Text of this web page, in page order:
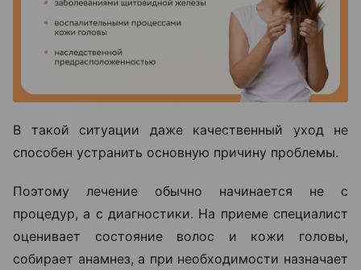
В такой ситуации даже качественный уход не
способен устранить основную причину проблемы.
Поэтому лечение обычно начинается не с
процедур, а с диагностики. На приеме специалист
оценивает состояние волос и кожи головы,
собирает анамнез, а при необходимости назначает